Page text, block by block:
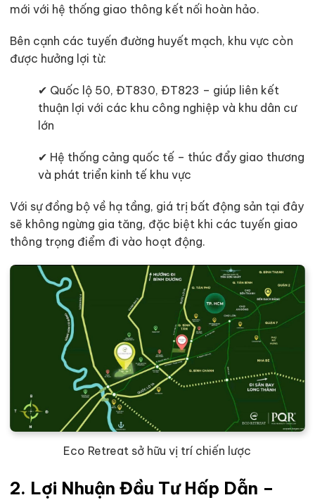
mới với hệ thống giao thông kết nối hoàn hảo.
Bên cạnh các tuyến đường huyết mạch, khu vực còn
được hưởng lợi từ:
✔ Quốc lộ 50, ĐT830, ĐT823 – giúp liên kết
thuận lợi với các khu công nghiệp và khu dân cư
lớn
✔ Hệ thống cảng quốc tế – thúc đẩy giao thương
và phát triển kinh tế khu vực
Với sự đồng bộ về hạ tầng, giá trị bất động sản tại đây
sẽ không ngừng gia tăng, đặc biệt khi các tuyến giao
thông trọng điểm đi vào hoạt động.
Eco Retreat sở hữu vị trí chiến lược
2. Lợi Nhuận Đầu Tư Hấp Dẫn –